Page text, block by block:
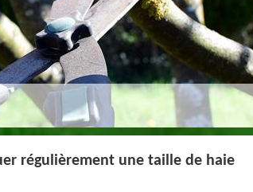
régulièrement une taille de haie